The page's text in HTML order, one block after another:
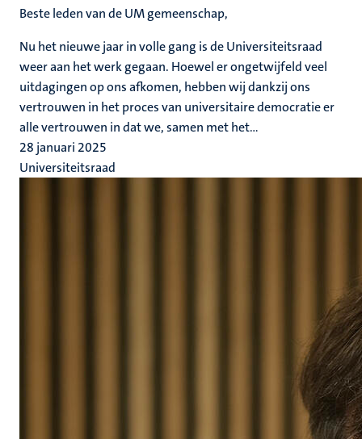
Beste leden van de UM gemeenschap,
Nu het nieuwe jaar in volle gang is de Universiteitsraad
weer aan het werk gegaan. Hoewel er ongetwijfeld veel
uitdagingen op ons afkomen, hebben wij dankzij ons
vertrouwen in het proces van universitaire democratie er
alle vertrouwen in dat we, samen met het...
28 januari 2025
Universiteitsraad